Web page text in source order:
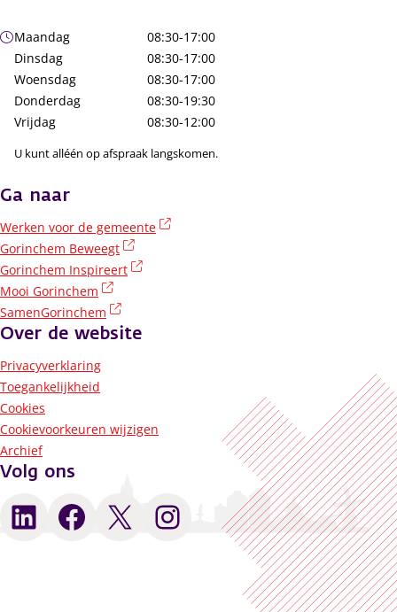
Openingstijden
Maandag
08:30-17:00
Dinsdag
08:30-17:00
Woensdag
08:30-17:00
Donderdag
08:30-19:30
Vrijdag
08:30-12:00
U kunt alléén op afspraak langskomen.
Ga naar
Werken voor de gemeente
Gorinchem Beweegt
Gorinchem Inspireert
Mooi Gorinchem
SamenGorinchem
Over de website
Privacyverklaring
Toegankelijkheid
Cookies
Cookievoorkeuren wijzigen
Archief
Volg ons
LinkedIn Facebook X Instagram